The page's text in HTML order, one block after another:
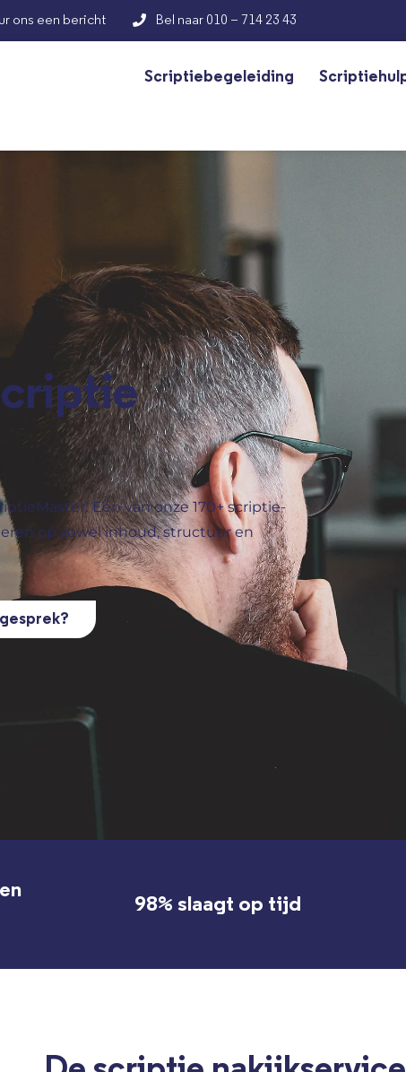
ons een bericht Bel naar 010 – 714 23 43
Scriptiebegeleiding
Eén van onze 170+ scriptie-
op zowel inhoud, structuur en
98% slaagt op tijd